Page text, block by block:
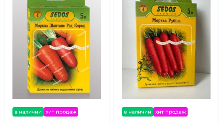
в наличии хит продаж в наличии хит продаж